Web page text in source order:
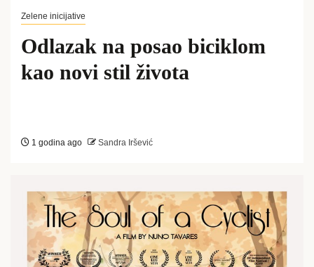
Zelene inicijative
Odlazak na posao biciklom
kao novi stil života
1 godina ago Sandra Iršević